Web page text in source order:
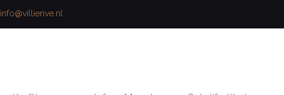
info@villienve.nl